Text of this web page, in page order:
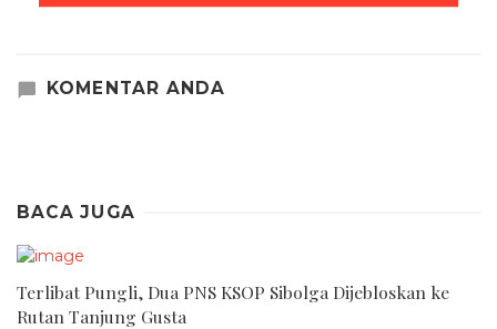
KOMENTAR ANDA
BACA JUGA
Terlibat Pungli, Dua PNS KSOP Sibolga Dijebloskan ke
Rutan Tanjung Gusta